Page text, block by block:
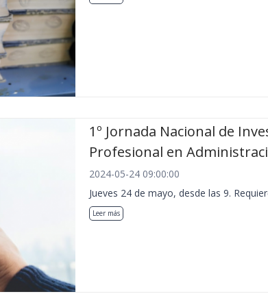
1º Jornada Nacional de
Profesional en
2024-05-24 09:00:00
Jueves 24 de mayo, desde las 9.
Leer más